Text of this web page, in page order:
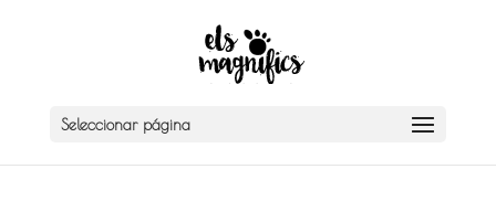
Seleccionar página